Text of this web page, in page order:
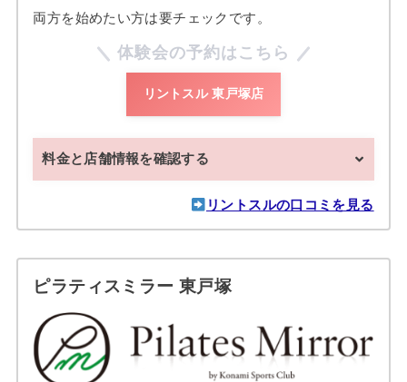
両方を始めたい方は要チェックです。
体験会の予約はこちら
リントスル 東戸塚店
料金と店舗情報を確認する
リントスルの口コミを見る
ピラティスミラー 東戸塚